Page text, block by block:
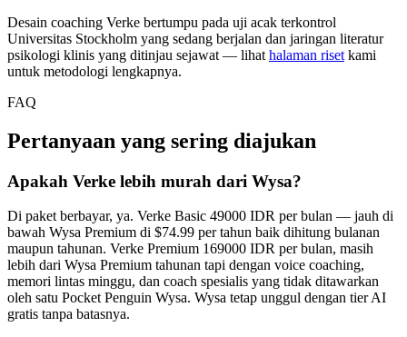
Desain coaching Verke bertumpu pada uji acak terkontrol
Universitas Stockholm yang sedang berjalan dan jaringan literatur
psikologi klinis yang ditinjau sejawat — lihat halaman riset kami
untuk metodologi lengkapnya.
FAQ
Pertanyaan yang sering diajukan
Apakah Verke lebih murah dari Wysa?
Di paket berbayar, ya. Verke Basic 49000 IDR per bulan — jauh di
bawah Wysa Premium di $74.99 per tahun baik dihitung bulanan
maupun tahunan. Verke Premium 169000 IDR per bulan, masih
lebih dari Wysa Premium tahunan tapi dengan voice coaching,
memori lintas minggu, dan coach spesialis yang tidak ditawarkan
oleh satu Pocket Penguin Wysa. Wysa tetap unggul dengan tier AI
gratis tanpa batasnya.